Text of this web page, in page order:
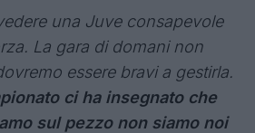
una Juve consapevole
La gara di domani non
essere bravi a gestirla.
ci ha insegnato che
sul pezzo non siamo noi